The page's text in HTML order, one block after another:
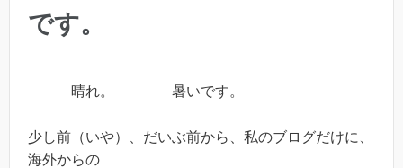
です。
晴れ。 暑いです。
少し前（いや）、だいぶ前から、私のブログだけに、
海外からの